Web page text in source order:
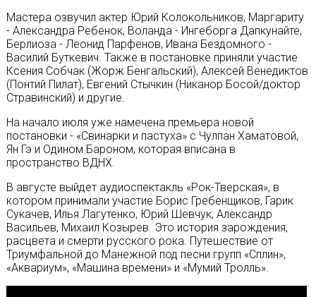
Мастера озвучил актер Юрий Колокольников, Маргариту
- Александра Ребенок, Воланда - Ингеборга Дапкунайте,
Берлиоза - Леонид Парфенов, Ивана Бездомного -
Василий Буткевич. Также в постановке приняли участие
Ксения Собчак (Жорж Бенгальский), Алексей Венедиктов
(Понтий Пилат), Евгений Стычкин (Никанор Босой/доктор
Стравинский) и другие.
На начало июля уже намечена премьера новой
постановки - «Свинарки и пастуха» с Чулпан Хаматовой,
Ян Гэ и Одином Бароном, которая вписана в
пространство ВДНХ.
В августе выйдет аудиоспектакль «Рок-Тверская», в
котором принимали участие Борис Гребенщиков, Гарик
Сукачев, Илья Лагутенко, Юрий Шевчук, Александр
Васильев, Михаил Козырев. Это история зарождения,
расцвета и смерти русского рока. Путешествие от
Триумфальной до Манежной под песни групп «Сплин»,
«Аквариум», «Машина времени» и «Мумий Тролль».